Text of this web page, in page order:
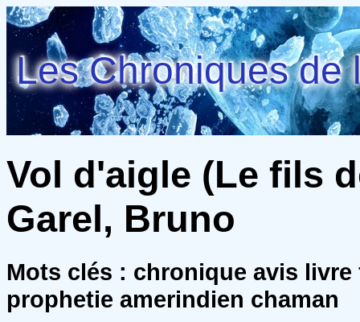
Les Chroniques de
Vol d'aigle (Le fils
Garel, Bruno
Mots clés : chronique avis
prophetie amerindien chaman